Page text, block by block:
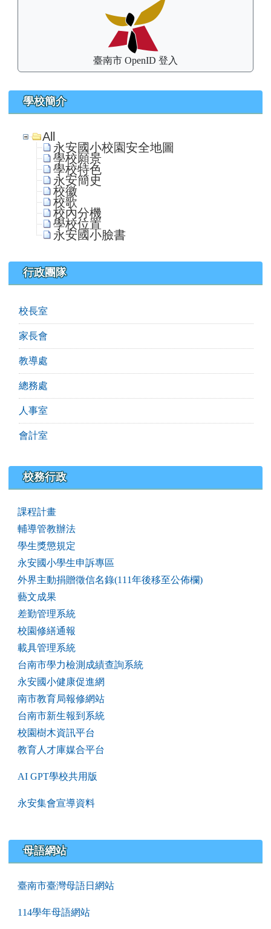
臺南市 OpenID 登入
學校簡介
All
永安國小校園安全地圖
學校願景
學校特色
永安簡史
校徽
校歌
校內分機
學校位置
永安國小臉書
行政團隊
校長室
家長會
教導處
總務處
人事室
會計室
校務行政
課程計畫
輔導管教辦法
學生獎懲規定
永安國小學生申訴專區
外界主動捐贈徵信名錄(111年後移至公佈欄)
藝文成果
差勤管理系統
校園修繕通報
載具管理系統
台南市學力檢測成績查詢系統
永安國小健康促進網
南市教育局報修網站
台南市新生報到系統
校園樹木資訊平台
教育人才庫媒合平台
AI GPT學校共用版
永安集會宣導資料
母語網站
臺南市臺灣母語日網站
114學年母語網站